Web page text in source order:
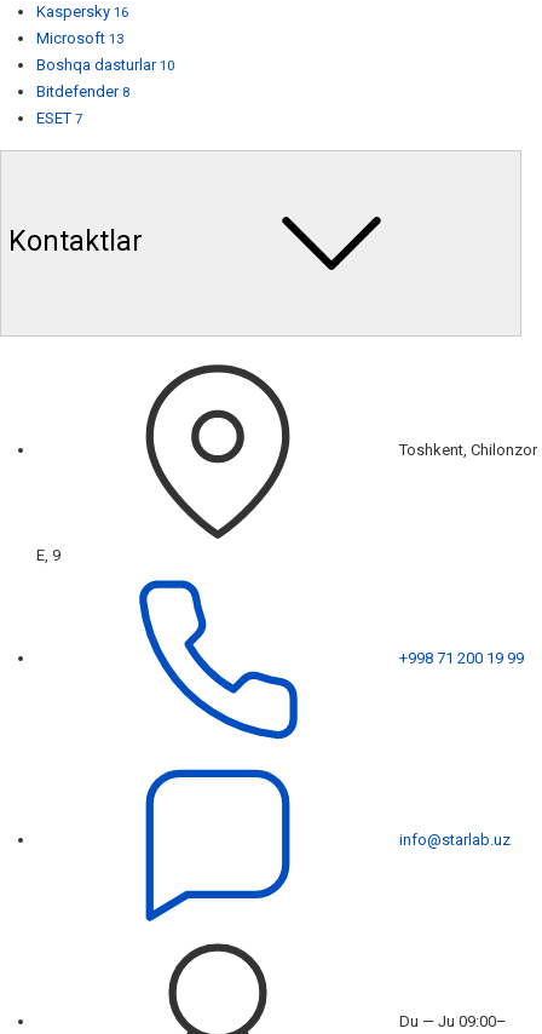
Kaspersky 16
Microsoft 13
Boshqa dasturlar 10
Bitdefender 8
ESET 7
Kontaktlar
Toshkent, Chilonzor
E, 9
+998 71 200 19 99
info@starlab.uz
Du — Ju 09:00–